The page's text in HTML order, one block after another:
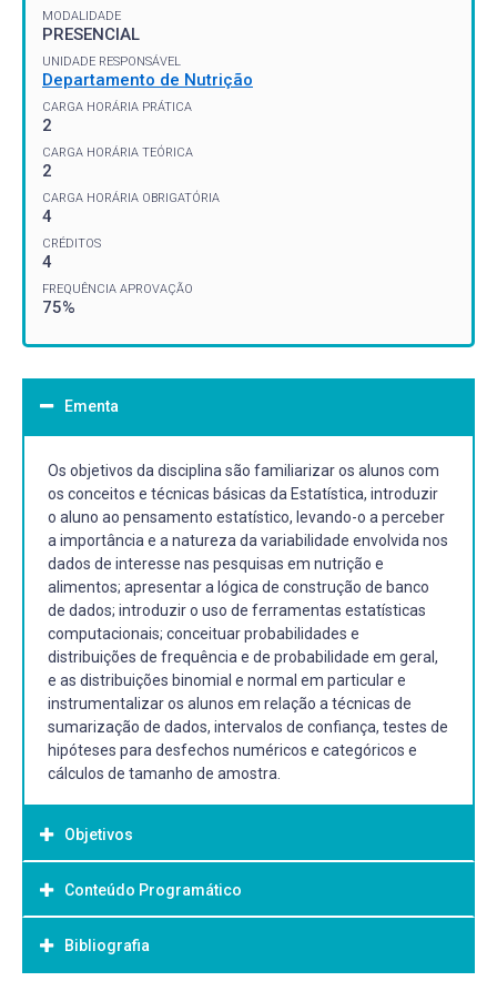
MODALIDADE
PRESENCIAL
UNIDADE RESPONSÁVEL
Departamento de Nutrição
CARGA HORÁRIA PRÁTICA
2
CARGA HORÁRIA TEÓRICA
2
CARGA HORÁRIA OBRIGATÓRIA
4
CRÉDITOS
4
FREQUÊNCIA APROVAÇÃO
75%
Ementa
Os objetivos da disciplina são familiarizar os alunos com
os conceitos e técnicas básicas da Estatística, introduzir
o aluno ao pensamento estatístico, levando-o a perceber
a importância e a natureza da variabilidade envolvida nos
dados de interesse nas pesquisas em nutrição e
alimentos; apresentar a lógica de construção de banco
de dados; introduzir o uso de ferramentas estatísticas
computacionais; conceituar probabilidades e
distribuições de frequência e de probabilidade em geral,
e as distribuições binomial e normal em particular e
instrumentalizar os alunos em relação a técnicas de
sumarização de dados, intervalos de confiança, testes de
hipóteses para desfechos numéricos e categóricos e
cálculos de tamanho de amostra.
Objetivos
Objetivo Geral:
Familiarizar os alunos com os conceitos e técnicas
básicas da Estatística.
Conteúdo Programático
1. Tipos de variáveis. Representação tabular e gráfica e
distribuição de frequência
Bibliografia